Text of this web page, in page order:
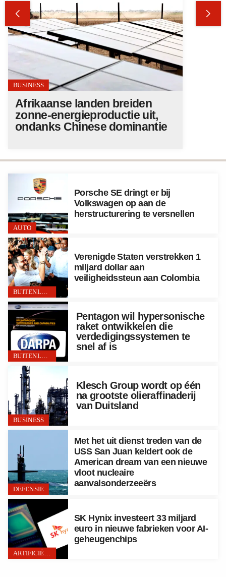
AUTO
Porsche SE dringt er bij
Volkswagen op aan de
herstructurering te versnellen
BUITENLAND
Verenigde Staten verstrekken 1
miljard dollar aan
veiligheidssteun aan Colombia
BUITENLAND
Pentagon wil hypersonische
raket ontwikkelen die
verdedigingssystemen te
snel af is
BUSINESS
Klesch Group wordt op één
na grootste olieraffinaderij
van Duitsland
DEFENSIE
Met het uit dienst treden van de
USS San Juan keldert ook de
American dream van een nieuwe
vloot nucleaire
aanvalsonderzeeërs
SK Hynix investeert 33 miljard
euro in nieuwe fabrieken voor AI-
geheugenchips
 
BUSINESS
Afrikaanse landen breiden
zonne-energieproductie uit,
ondanks Chinese dominantie